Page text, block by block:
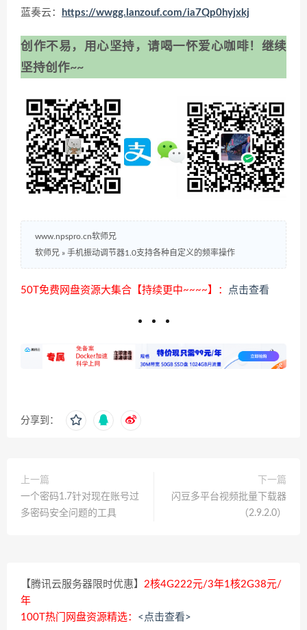
蓝奏云：
https://wwgg.lanzouf.com/ia7Qp0hyjxkj
创作不易，用心坚持，请喝一怀爱心咖啡！继续
坚持创作~~
www.npspro.cn软师兄
软师兄 » 手机振动调节器1.0支持各种自定义的频率操作
50T免费网盘资源大集合【持续更中~~~~】： 点击查看
分享到：
上一篇
一个密码1.7针对现在账号过
多密码安全问题的工具
下一篇
闪豆多平台视频批量下载器
（2.9.2.0）
【腾讯云服务器限时优惠】 2核4G222元/3年1核2G38元/
年
100T热门网盘资源精选： <点击查看>